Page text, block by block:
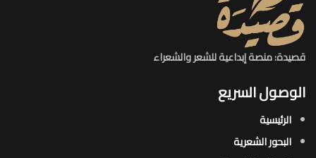
قصيدة: منصة إبداعية للشعر والشعراء
الوصول السريع
الرئيسية
البحور الشعرية​